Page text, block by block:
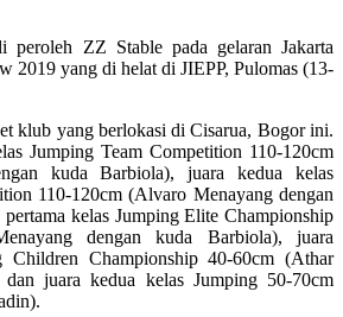
peroleh ZZ Stable pada gelaran Jakarta
2019 yang di helat di JIEPP, Pulomas (13-
klub yang berlokasi di Cisarua, Bogor ini.
Jumping Team Competition 110-120cm
kuda Barbiola), juara kedua kelas
110-120cm (Alvaro Menayang dengan
kelas Jumping Elite Championship
dengan kuda Barbiola), juara
Children Championship 40-60cm (Athar
juara kedua kelas Jumping 50-70cm